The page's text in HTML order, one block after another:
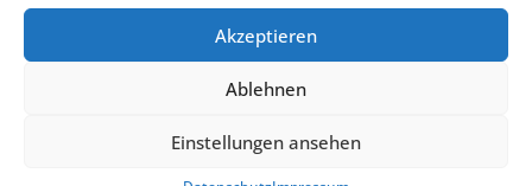
Akzeptieren
Ablehnen
Einstellungen ansehen